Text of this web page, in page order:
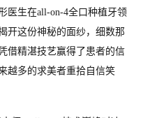
医生在all-on-4全口种植牙领
开这份神秘的面纱，细数那
借精湛技艺赢得了患者的信
越多的求美者重拾自信笑